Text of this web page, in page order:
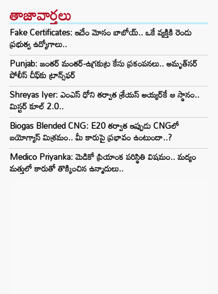
తాజావార్తలు
Fake Certificates: ఇదేం మోసం బాబోయ్.. ఒకే వ్యక్తికి రెండు
ప్రభుత్వ ఉద్యోగాలు..
Punjab: జంతర్ మంతర్-ఉగ్రకుట్ర కేసు ప్రకంపనలు.. అమృత్‌సర్
పోలీస్ చీఫ్‌కు ట్రాన్స్‌ఫర్
Shreyas Iyer: ఎంఎస్ ధోని తర్వాత శ్రేయస్ అయ్యర్‌కే ఆ స్థానం..
మిస్టర్ కూల్ 2.0..
Biogas Blended CNG: E20 తర్వాత ఇప్పుడు CNGలో
బయోగ్యాస్ మిశ్రమం.. మీ కారుపై ప్రభావం ఉంటుందా..?
Medico Priyanka: మెడికో ప్రియాంక పరిస్థితి విషమం.. మద్యం
మత్తులో కారుతో తొక్కించిన ఉన్మాదులు..